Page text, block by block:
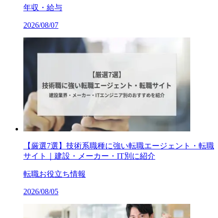
年収・給与
2026/08/07
【厳選7選】技術系職種に強い転職エージェント・転職
サイト｜建設・メーカー・IT別に紹介
転職お役立ち情報
2026/08/05